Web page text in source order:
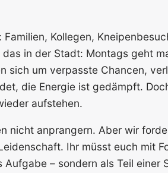
Kollegen,
in der Stadt: Montags geht
sich um verpasste Chancen,
die Energie ist gedämpft.
aufstehen.
nicht anprangern. Aber wir
Ihr müsst euch mit
– sondern als Teil einer